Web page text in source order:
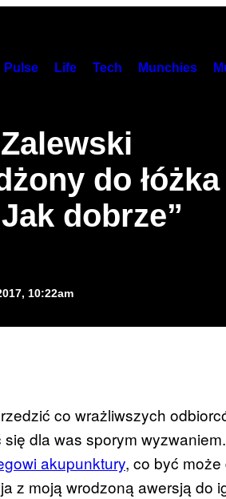
Pulse Life Tech Munchies
do
dobrze”
10:22am
co wrażliwszych
dla was sporym
akupunktury, co być
z moją wrodzoną awersją do